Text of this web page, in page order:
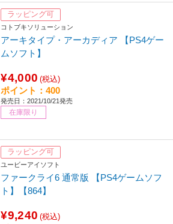
ラッピング可
コトブキソリューション
アーキタイプ・アーカディア 【PS4ゲー
ムソフト】
¥4,000 (税込)
ポイント：400
発売日：2021/10/21発売
在庫限り
ラッピング可
ユービーアイソフト
ファークライ6 通常版 【PS4ゲームソフ
ト】【864】
¥9,240 (税込)